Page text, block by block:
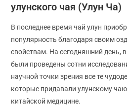
улунского чая (Улун Ча)
В последнее время чай улун
популярность благодаря своим
свойствам. На сегодняшний день,
были проведены сотни
научной точки зрения все те
которые придавали улунскому
китайской медицине.